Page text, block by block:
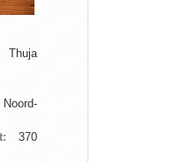
Thuja
370